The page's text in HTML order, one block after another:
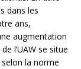
dans les
ans,
augmentation
l’UAW se situe
la norme